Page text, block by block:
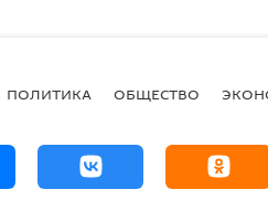
ПОЛИТИКА ОБЩЕСТВО